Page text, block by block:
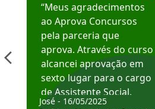
“Meus agradecimentos
ao Aprova Concursos
pela parceria que
aprova. Através do curso
alcancei aprovação em
sexto lugar para o cargo
de Assistente Social.
Hoje estou atuando na
José - 16/05/2025